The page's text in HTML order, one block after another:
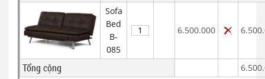
Sofa
Bed
B-
085
6.500.000
Tổng cộng